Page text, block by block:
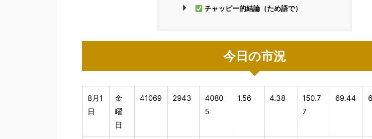
チャッピー的結論（ため語で）
今日の市況
8月1
日
金
曜
日
41069 2943
4080
5
1.56 4.38
150.7
7
69.44